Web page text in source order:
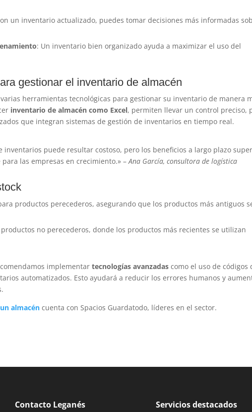
un inventario actualizado, puedes tomar decisiones más informadas
: Un inventario bien organizado ayuda a maximizar el uso del
gestionar el inventario de almacén
herramientas tecnológicas para gestionar su inventario de manera
inventario de almacén como Excel, permiten llevar un control preciso,
que integran sistemas de gestión de inventarios en tiempo real.
inventarios puede resultar costoso, pero los beneficios a largo plazo
las empresas en crecimiento.» –Ana García, consultora de logística
productos perecederos, asegurando que los productos más antiguos
no perecederos, donde los productos más recientes se utilizan
implementartecnologías avanzadas como el uso de códigos
automatizados. Esto ayudará a reducir los errores humanos y
almacén cuenta con Spacios Guardatodo, líderes en el sector.
Contacto Leganés Servicios destacados